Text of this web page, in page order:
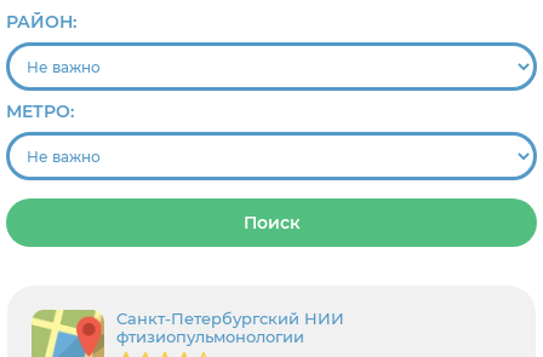
РАЙОН:
МЕТРО:
Поиск
Санкт-Петербургский НИИ
фтизиопульмонологии